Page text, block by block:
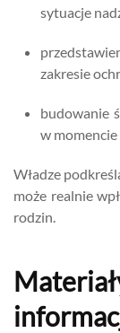
sytuacje
zakresie
budowanie
w
Władze
może realnie
rodzin.